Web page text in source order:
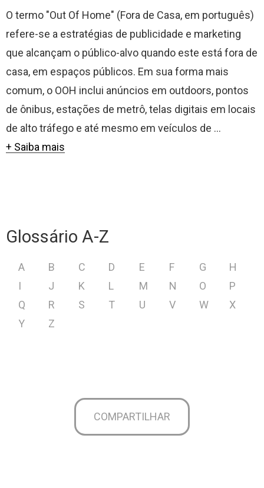
O termo "Out Of Home" (Fora de Casa, em português)
refere-se a estratégias de publicidade e marketing
que alcançam o público-alvo quando este está fora de
casa, em espaços públicos. Em sua forma mais
comum, o OOH inclui anúncios em outdoors, pontos
de ônibus, estações de metrô, telas digitais em locais
de alto tráfego e até mesmo em veículos de ...
+ Saiba mais
Glossário A-Z
A B C D E F G
H
I
J K L M N O
P
Q
R S T U V W
X
Y
Z
COMPARTILHAR